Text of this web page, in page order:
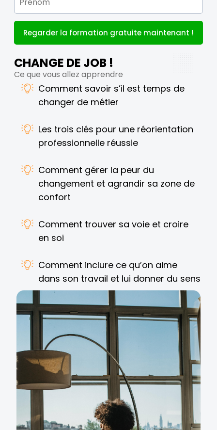
Regarder la formation gratuite maintenant !
Ce que vous allez apprendre
CHANGE DE JOB !
Comment savoir s’il est temps de
changer de métier
Les trois clés pour une réorientation
professionnelle réussie
Comment gérer la peur du
changement et agrandir sa zone de
confort
Comment trouver sa voie et croire
en soi
Comment inclure ce qu’on aime
dans son travail et lui donner du sens